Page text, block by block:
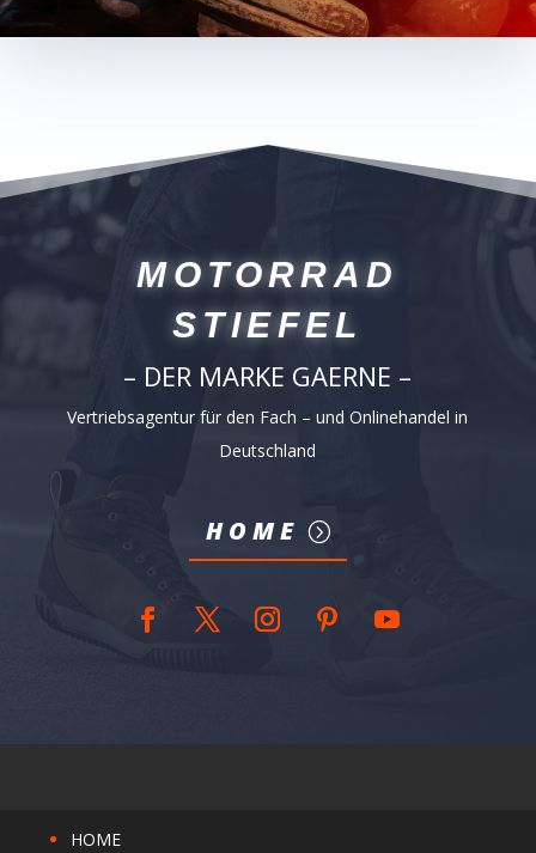
MOTORRAD
STIEFEL
– DER MARKE GAERNE –
Vertriebsagentur für den Fach – und Onlinehandel in
Deutschland
HOME
HOME